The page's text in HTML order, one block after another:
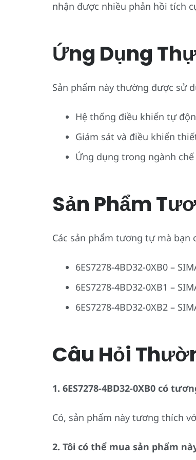
nhận được nhiều phản hồi tích
Ứng Dụng
Sản phẩm này thường được sử
Hệ thống điều khiển tự
Giám sát và điều khiển
Ứng dụng trong ngành
Sản Phẩm
Các sản phẩm tương tự mà bạn
6ES7278-4BD32-0XB0 –
6ES7278-4BD32-0XB1 –
6ES7278-4BD32-0XB2 –
Câu Hỏi
1. 6ES7278-4BD32-0XB0 có
Có, sản phẩm này tương thích
2. Tôi có thể mua sản phẩm